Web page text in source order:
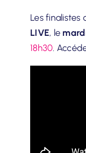
Les finalistes
LIVE, le
18h30.